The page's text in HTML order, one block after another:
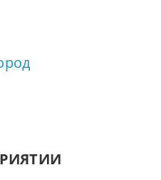
поддержки